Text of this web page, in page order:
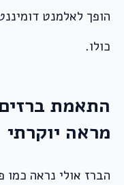
הופך לאלמנט
כולו.
התאמת
מראה יוקרתי
הברז אולי נראה